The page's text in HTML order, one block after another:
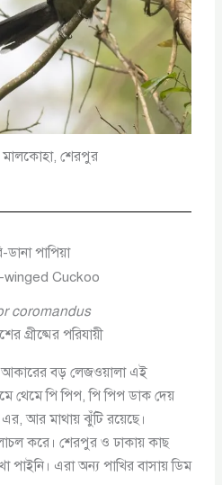
শেরপুর
ডানা পাপিয়া
Cuckoo
coromandus
গ্রীষ্মের পরিযায়ী
আকারের বড় লেজওয়ালা এই
থেমে পি পিপ, পি পিপ ডাক দেয়
এর, আর মাথায় ঝুঁটি রয়েছে।
করে। শেরপুর ও ঢাকায় কাছ
পাইনি। এরা অন্য পাখির বাসায় ডিম